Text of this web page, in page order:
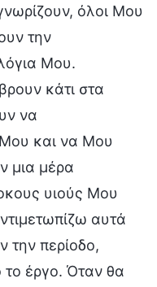
όλοι Μου
την
Μου.
κάτι στα
να
Μου και να Μου
μια μέρα
υιούς Μου
αυτά
την περίοδο,
έργο. Όταν θα